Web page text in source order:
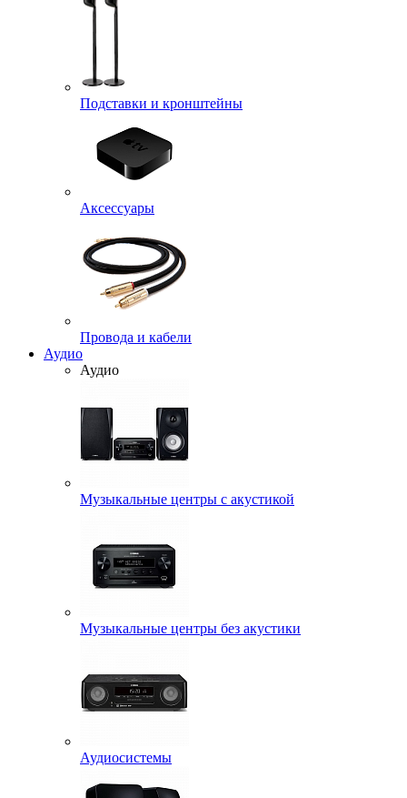
Подставки и кронштейны
Аксессуары
Провода и кабели
Аудио
Аудио
Музыкальные центры с акустикой
Музыкальные центры без акустики
Аудиосистемы